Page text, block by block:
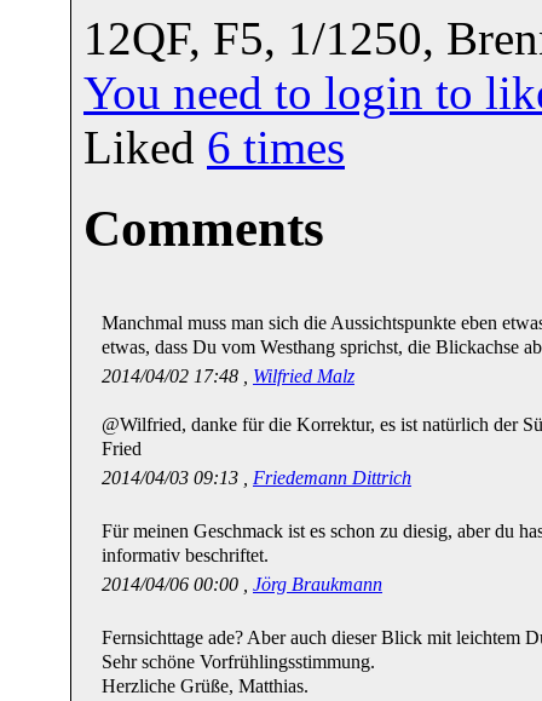
12QF, F5, 1/1250,
You need to login to
Liked 6 times
Comments
Manchmal muss man sich die Aussichtspunkte eben
etwas, dass Du vom Westhang sprichst, die Blickachse
2014/04/02 17:48 , Wilfried Malz
@Wilfried, danke für die Korrektur, es ist natürlich der
Fried
2014/04/03 09:13 , Friedemann Dittrich
Für meinen Geschmack ist es schon zu diesig, aber du
informativ beschriftet.
2014/04/06 00:00 , Jörg Braukmann
Fernsichttage ade? Aber auch dieser Blick mit leichtem
Sehr schöne Vorfrühlingsstimmung.
Herzliche Grüße, Matthias.